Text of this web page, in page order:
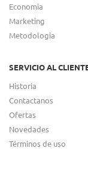
Economia
Marketing
Metodologia
SERVICIO AL
Historia
Contactanos
Ofertas
Novedades
Términos de uso